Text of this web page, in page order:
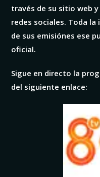
través de su sitio web
redes sociales. Toda
de sus emisiónes ese
oficial.
Sigue en directo la
del siguiente enlace: